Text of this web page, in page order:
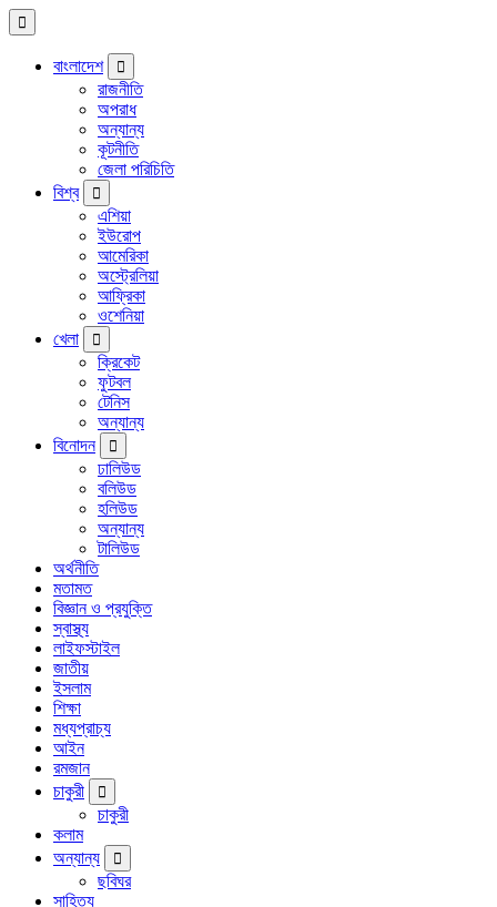
বাংলাদেশ
রাজনীতি
অপরাধ
অন্যান্য
কূটনীতি
জেলা পরিচিতি
বিশ্ব
এশিয়া
ইউরোপ
আমেরিকা
অস্ট্রেলিয়া
আফ্রিকা
ওশেনিয়া
খেলা
ক্রিকেট
ফুটবল
টেনিস
অন্যান্য
বিনোদন
ঢালিউড
বলিউড
হলিউড
অন্যান্য
টালিউড
অর্থনীতি
মতামত
বিজ্ঞান ও প্রযুক্তি
স্বাস্থ্য
লাইফস্টাইল
জাতীয়
ইসলাম
শিক্ষা
মধ্যপ্রাচ্য
আইন
রমজান
চাকুরী
চাকুরী
কলাম
অন্যান্য
ছবিঘর
সাহিত্য